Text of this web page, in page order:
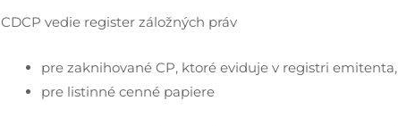
CDCP vedie register záložných práv
pre zaknihované CP, ktoré eviduje v registri emitenta,
pre listinné cenné papiere